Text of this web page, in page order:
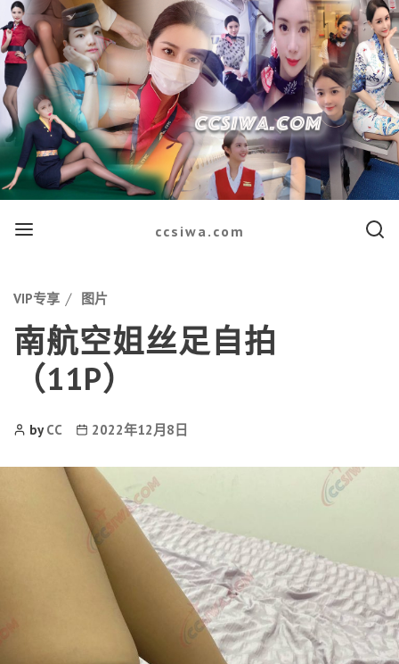
Menu ccsiwa.com Search
Categories
VIP专享 图片
南航空姐丝足自拍
（11P）
PostbyCC
Post2022年12月8日